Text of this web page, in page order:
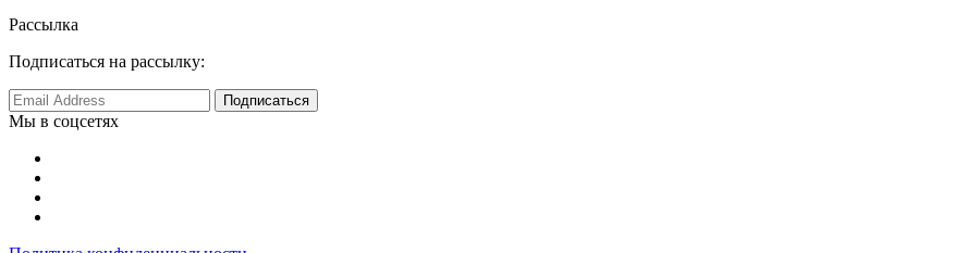
Рассылка
Подписаться на рассылку:
Мы в соцсетях